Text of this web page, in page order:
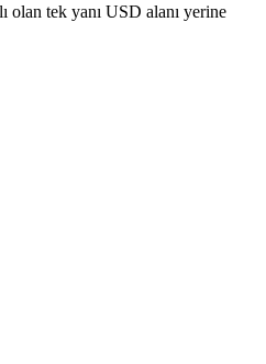
olan tek yanı USD alanı yerine